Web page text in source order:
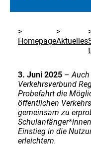
HomepageAktuelles
3. Juni 2025 –
Verkehrsverbund
Probefahrt die
öffentlichen
gemeinsam zu
Einstieg in die
erleichtern.